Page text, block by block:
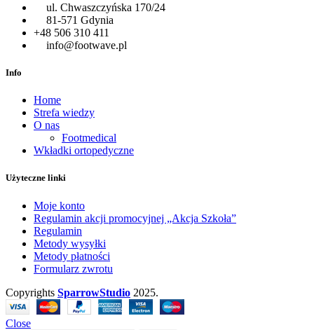
ul. Chwaszczyńska 170/24
81-571 Gdynia
+48 506 310 411
info@footwave.pl
Info
Home
Strefa wiedzy
O nas
Footmedical
Wkładki ortopedyczne
Użyteczne linki
Moje konto
Regulamin akcji promocyjnej „Akcja Szkoła”
Regulamin
Metody wysyłki
Metody płatności
Formularz zwrotu
Copyrights SparrowStudio 2025.
Close